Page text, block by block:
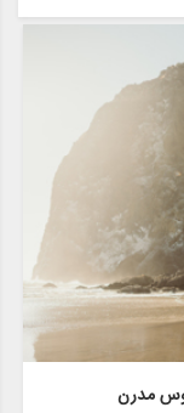
برای سالن های
مدرن